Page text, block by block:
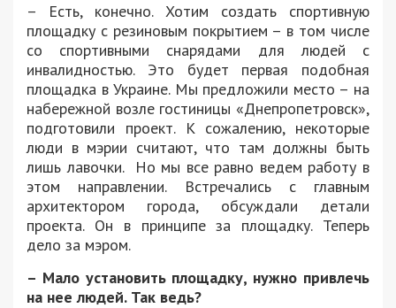
– Есть, конечно. Хотим создать спортивную
площадку с резиновым покрытием – в том числе
со спортивными снарядами для людей с
инвалидностью. Это будет первая подобная
площадка в Украине. Мы предложили место – на
набережной возле гостиницы «Днепропетровск»,
подготовили проект. К сожалению, некоторые
люди в мэрии считают, что там должны быть
лишь лавочки. Но мы все равно ведем работу в
этом направлении. Встречались с главным
архитектором города, обсуждали детали
проекта. Он в принципе за площадку. Теперь
дело за мэром.
– Мало установить площадку, нужно привлечь
на нее людей. Так ведь?